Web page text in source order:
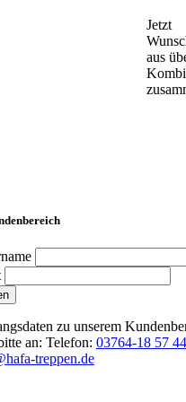
Jetzt
aus
zu unserem
an: Telefon: 03764-18 57 44
treppen.de